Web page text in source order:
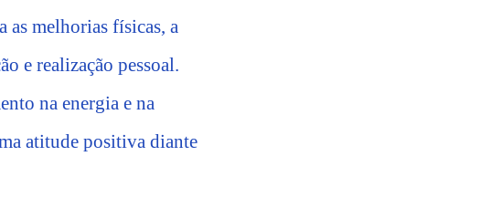
as melhorias físicas, a
e realização pessoal.
na energia e na
atitude positiva diante